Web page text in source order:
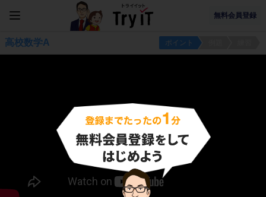
無料会員登録
高校数学A ポイント